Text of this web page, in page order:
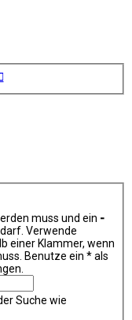
Erweiterte
muss und ein -
Verwende
einer Klammer, wenn
Benutze ein * als
Suche wie